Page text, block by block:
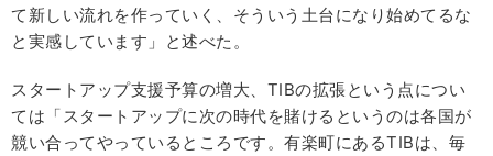
て新しい流れを作っていく、そういう土台になり始めてるな
と実感しています」と述べた。
スタートアップ支援予算の増大、TIBの拡張という点につい
ては「スタートアップに次の時代を賭けるというのは各国が
競い合ってやっているところです。有楽町にあるTIBは、毎